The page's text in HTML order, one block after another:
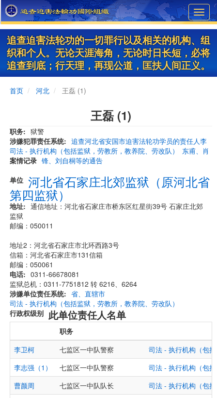
Skip
to
main
content
追查迫害法轮功的一切罪行以及相关的机构、组
织和个人。无论天涯海角，无论时日长短，必将
追查到底；行天理，再现公道，匡扶人间正义。
首页 河北 王磊 (1)
王磊 (1)
职务
狱警
涉嫌犯罪责任系统
司法 - 执行机构（包括监狱，劳教所，教养院、劳改队）
案情记录
追查河北省安国市迫害法轮功学员的责任人李
东甫、肖
锋、刘自桐等的通告
单位 河北省石家庄北郊监狱（原河北省
第四监狱）
地址
通信地址：河北省石家庄市桥东区红星街39号 石家庄北郊
监狱
邮编：050011
地址2：河北省石家庄市北环西路3号
信箱：河北省石家庄市131信箱
邮编：050061
电话
0311-66678081
监狱总机：0311-7751812 转 6216、6264
涉嫌单位责任系统
司法 - 执行机构（包括监狱，劳教所，教养院、劳改队）
行政权级别
省、直辖市
此单位责任人名单
职务
李卫柯
七监区一中队警察
司法 - 执行机构（包
李志强（1）
七监区一中队警察
司法 - 执行机构（包
曹颜周
七监区一中队队长
司法 - 执行机构（包